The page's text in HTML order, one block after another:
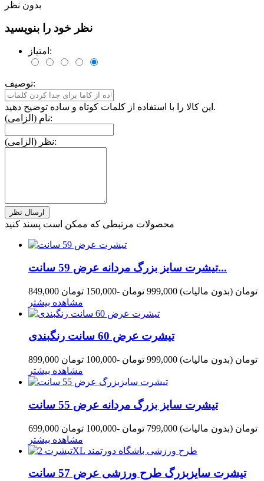
بدون نظر
نظر خود را بنویسید
امتیاز:
توصیف:
این کالا را با استفاده از کلمات کوتاه و ساده توضیح دهید.
نام (الزامی):
نظر (الزامی):
محصولات مرتبطی که ممکن است پسند کنید
تیشرت سایز بزرگ مردانه عرض 59 سانت...
849,000 تومان (بدون مالیات) 999,000 تومان
-150,000 تومان
مشاهده بیشتر
تیشرت عرض 60 سانت رنگبندی
899,000 تومان (بدون مالیات) 999,000 تومان
-100,000 تومان
مشاهده بیشتر
تیشرت سایز بزرگ مردانه عرض 55 سانت
699,000 تومان (بدون مالیات) 799,000 تومان
-100,000 تومان
مشاهده بیشتر
تیشرت سایزبزرگ طرح ورزشی عرض 57 سانت